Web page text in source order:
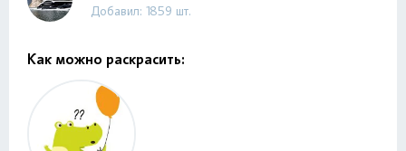
Добавил: 1859 шт.
Как можно раскрасить: